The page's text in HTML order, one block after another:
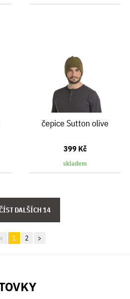
čepice Sutton olive
399 Kč
skladem
< 1 2 >